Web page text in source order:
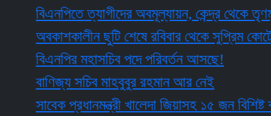
বিএনপিতে ত্যাগীদের অবমূল্যায়ন, কেন্দ্র থেকে তৃণমূল
অবকাশকালীন ছুটি শেষে রবিবার থেকে সুপ্রিম কোর্টের
বিএনপির মহাসচিব পদে পরিবর্তন আসছে!
বাণিজ্য সচিব মাহবুবুর রহমান আর নেই
সাবেক প্রধানমন্ত্রী খালেদা জিয়াসহ ১৫ জন বিশিষ্ট